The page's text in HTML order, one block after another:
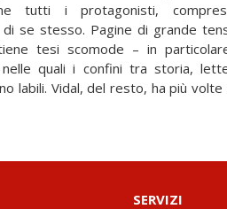
tutti i protagonisti,
se stesso. Pagine di grande
tesi scomode – in
quali i confini tra storia,
labili. Vidal, del resto, ha più
SERVIZI